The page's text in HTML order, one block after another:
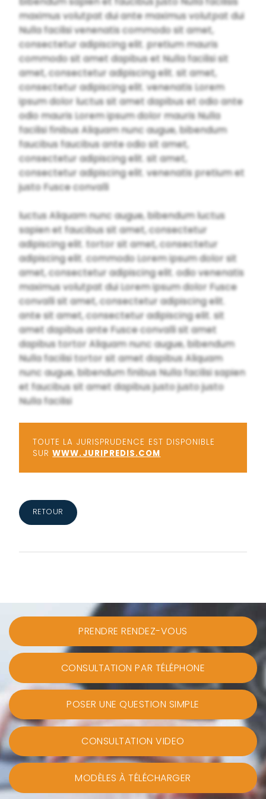
maximus volutpat dui ante maximus volutpat dui
Nulla facilisi venenatis commodo sit amet,
consectetur adipiscing elit. pretium mauris
commodo sit amet dapibus et Nulla facilisi sit
amet, consectetur adipiscing elit. sit amet,
consectetur adipiscing elit. venenatis Lorem
ipsum dolor luctus sit amet dapibus et odio ante
odio mauris Lorem ipsum dolor mauris Nulla
facilisi finibus Aliquam nunc augue, bibendum
faucibus faucibus ante odio sit amet,
consectetur adipiscing elit. sit amet,
consectetur adipiscing elit. venenatis pretium et
justo Fusce convalli
luctus Aliquam nunc augue, bibendum luctus
sapien et faucibus sit amet, consectetur
adipiscing elit. tortor sit amet, consectetur
adipiscing elit. commodo Lorem ipsum dolor sit
amet, consectetur adipiscing elit. odio venenatis
maximus volutpat dui Lorem ipsum dolor Fusce
convalli sit amet, consectetur adipiscing elit.
ante sit amet, consectetur adipiscing elit. sit
amet dapibus ante Fusce convalli sit amet
dapibus tortor Aliquam nunc augue, bibendum
Nulla facilisi tortor sit amet dapibus Aliquam
nunc augue, bibendum finibus Nulla facilisi sapien
et faucibus sit amet dapibus justo justo justo
Nulla facilisi
TOUTE LA JURISPRUDENCE EST DISPONIBLE
SURWWW.JURIPREDIS.COM
RETOUR
PRENDRE RENDEZ-VOUS
CONSULTATION PAR TÉLÉPHONE
POSER UNE QUESTION SIMPLE
CONSULTATION VIDEO
MODÈLES À TÉLÉCHARGER